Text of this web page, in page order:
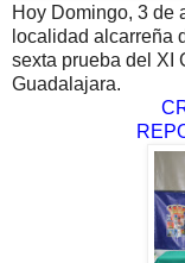
Hoy Domingo, 3 de
localidad alcarreña
sexta prueba del XI
Guadalajara.